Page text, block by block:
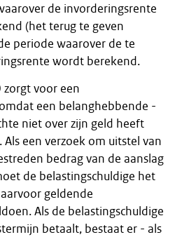
de invorderingsrente
(het terug te geven
periode waarover de te
wordt berekend.
voor een
een belanghebbende -
niet over zijn geld heeft
een verzoek om uitstel van
bedrag van de aanslag
de belastingschuldige het
geldende
Als de belastingschuldige
betaalt, bestaat er - als